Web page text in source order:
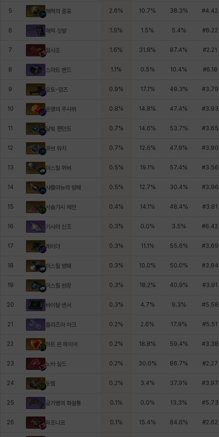
5 해적의 증표 2.6% 10.7% 38.3% #4.42
6 해적 깃발 1.9% 1.5% 5.4% #6.22
7 혈사조 1.6% 31.8% 87.4% #2.21
8 스마트 밴드 1.1 % 0.5% 10.4% #6.18
9 오토-암즈 0.9% 17.1 % 49.3% #3.79
10 운명의 주사위 0.8% 14.8% 47.4% #3.93
11 달빛 펜던트 0.7% 14.6% 53.7% #3.65
12 큐브 워치 0.7% 12.6% 47.9% #3.90
13 미스릴 퀴버 0.5% 19.1 % 57.4% #3.56
14 샤를마뉴의 방패 0.5% 12.7% 30.4% #3.96
15 서슬가시 체인 0.4% 14.1 % 48.4% #3.81
16 기사의 신조 0.3% 0.0% 3.5% #6.42
17 레이더 0.3% 11.1 % 55.6% #3.69
18 미스릴 방패 0.3% 10.0% 50.0% #3.84
19 미스릴 완장 0.3% 18.2% 40.9% #3.91
20 바이탈 센서 0.3% 4.7% 9.3% #5.58
21 플라즈마 아크 0.2% 2.6% 17.9% #5.51
22 하트 온 파이어 0.2% 18.8% 59.4% #3.38
23 노바 실드 0.2% 30.0% 86.7% #2.27
24 토템 0.2% 3.4% 37.9% #3.97
25 궁기병의 화살통 0.1 % 0.0% 13.3% #5.73
26 파프니르 0.1 % 15.4% 84.6% #2.62